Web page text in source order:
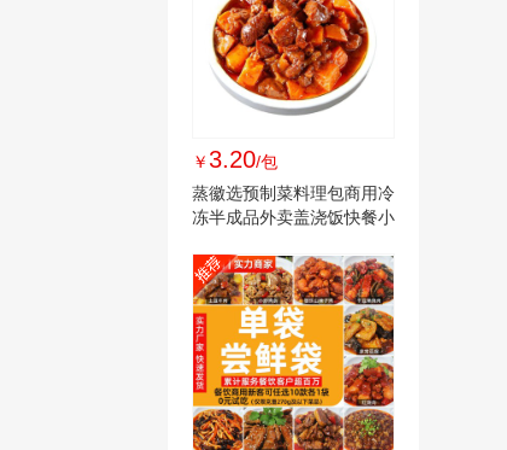
￥3.20/包
蒸徽选预制菜料理包商用冷
冻半成品外卖盖浇饭快餐小